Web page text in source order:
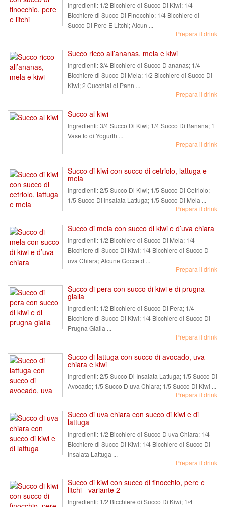
Ingredienti: 1/2 Bicchiere di Succo Di Kiwi; 1/4
Bicchiere di Succo Di Finocchio; 1/4 Bicchiere di
Succo Di Pere E Litchi; Alcun ...
Prepara il drink
Succo ricco all’ananas, mela e kiwi
Ingredienti:3/4 Bicchiere di Succo D ananas; 1/4
Bicchiere di Succo Di Mela; 1/2 Bicchiere di Succo Di
Kiwi; 2 Cucchiai di Pann ...
Prepara il drink
Succo al kiwi
Ingredienti:3/4 Succo Di Kiwi; 1/4 Succo Di Banana; 1
Vasetto di Yogurth ...
Prepara il drink
Succo di kiwi con succo di cetriolo, lattuga e
mela
Ingredienti:2/5 Succo Di Kiwi; 1/5 Succo Di Cetriolo;
1/5 Succo Di Insalata Lattuga; 1/5 Succo Di Mela ...
Prepara il drink
Succo di mela con succo di kiwi e d’uva chiara
Ingredienti: 1/2 Bicchiere di Succo Di Mela; 1/4
Bicchiere di Succo Di Kiwi; 1/4 Bicchiere di Succo D
uva Chiara; Alcune Gocce d ...
Prepara il drink
Succo di pera con succo di kiwi e di prugna
gialla
Ingredienti: 1/2 Bicchiere di Succo Di Pera; 1/4
Bicchiere di Succo Di Kiwi; 1/4 Bicchiere di Succo Di
Prugna Gialla ...
Prepara il drink
Succo di lattuga con succo di avocado, uva
chiara e kiwi
Ingredienti:2/5 Succo Di Insalata Lattuga; 1/5 Succo Di
Avocado; 1/5 Succo D uva Chiara; 1/5 Succo Di Kiwi ...
Prepara il drink
Succo di uva chiara con succo di kiwi e di
lattuga
Ingredienti: 1/2 Bicchiere di Succo D uva Chiara; 1/4
Bicchiere di Succo Di Kiwi; 1/4 Bicchiere di Succo Di
Insalata Lattuga ...
Prepara il drink
Succo di kiwi con succo di finocchio, pere e
litchi - variante 2
Ingredienti: 1/2 Bicchiere di Succo Di Kiwi; 1/4